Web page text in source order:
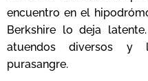
encuentro en el
Berkshire lo deja
atuendos diversos y
purasangre.